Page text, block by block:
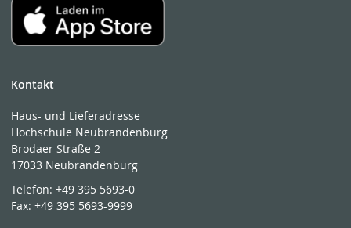
Kontakt
Haus- und Lieferadresse
Hochschule Neubrandenburg
Brodaer Straße 2
17033 Neubrandenburg
Telefon:+49 395 5693-0
Fax:+49 395 5693-9999